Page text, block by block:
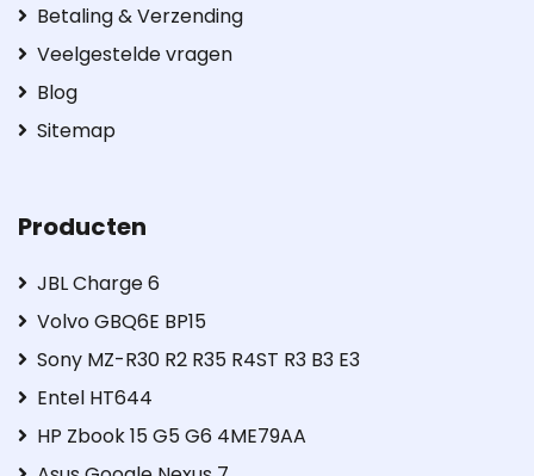
Betaling & Verzending
Veelgestelde vragen
Blog
Sitemap
Producten
JBL Charge 6
Volvo GBQ6E BP15
Sony MZ-R30 R2 R35 R4ST R3 B3 E3
Entel HT644
HP Zbook 15 G5 G6 4ME79AA